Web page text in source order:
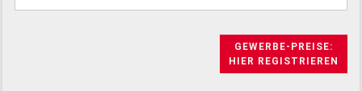
GEWERBE-PREISE:
HIER REGISTRIEREN